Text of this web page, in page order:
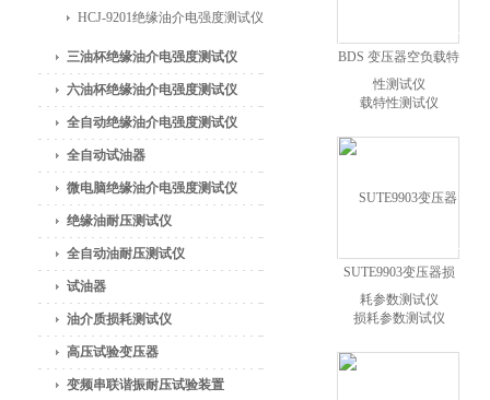
HCJ-9201绝缘油介电强度测试仪
三油杯绝缘油介电强度测试仪
六油杯绝缘油介电强度测试仪
全自动绝缘油介电强度测试仪
全自动试油器
微电脑绝缘油介电强度测试仪
绝缘油耐压测试仪
全自动油耐压测试仪
试油器
油介质损耗测试仪
高压试验变压器
变频串联谐振耐压试验装置
BDS 变压器空负载特
性测试仪
SUTE9903变压器损
耗参数测试仪